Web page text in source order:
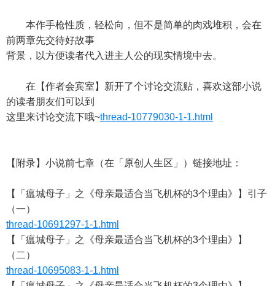
本作手枪性质，轻松向，但不是简单的肉戏堆积，会在
前两章先交待好故事
背景，以方便读者代入进主人公的现实情境中去。
在【作者会宾室】新开了个讨论交流贴，喜欢这部小说
的读者朋友们可以到
这里来讨论交流下哦~thread-10779030-1-1.html
【附录】小说前七章（在「原创人生区」）链接地址：
【「瘟城母子」之《母亲最适合当飞机杯的3个理由》】引子
（一）
thread-10691297-1-1.html
【「瘟城母子」之《母亲最适合当飞机杯的3个理由》】
（二）
thread-10695083-1-1.html